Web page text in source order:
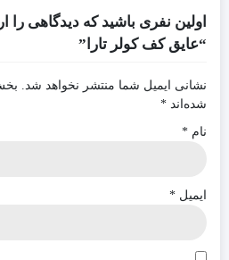
اولین نفری باشید که دیدگاهی را
“عایق کف کولر تارا”
نشانی ایمیل شما منتشر نخواهد شد.
شده‌اند *
نام *
ایمیل *